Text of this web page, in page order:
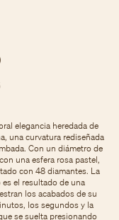
elegancia heredada de
una curvatura rediseñada
Con un diámetro de
una esfera rosa pastel,
con 48 diamantes. La
el resultado de una
los acabados de su
los segundos y la
se suelta presionando